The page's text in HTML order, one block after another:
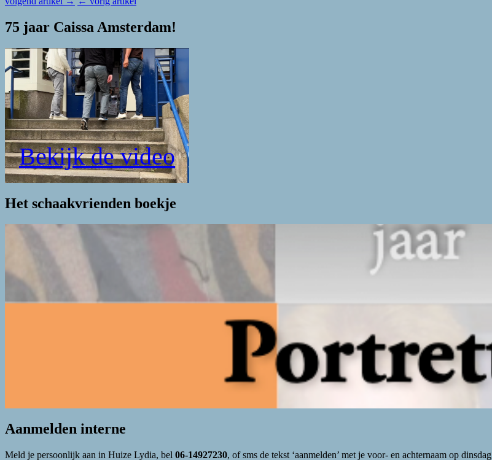
75 jaar Caissa Amsterdam!
Bekijk de video
Het schaakvrienden boekje
Aanmelden interne
Meld je persoonlijk aan in Huize Lydia, bel 06-14927230, of sms de tekst ‘aanmelden’ met je voor- en achternaam op dinsdag